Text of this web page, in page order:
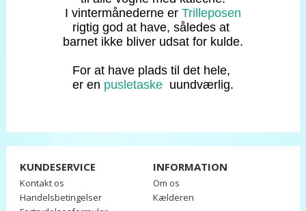
I vintermånederne er Trilleposen
rigtig god at have, således at
barnet ikke bliver udsat for kulde.
For at have plads til det hele,
er en pusletaske uundværlig.
KUNDESERVICE
Kontakt os
Handelsbetingelser
INFORMATION
Om os
Kælderen